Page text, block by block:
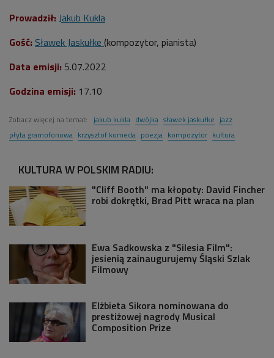
Prowadził: Jakub Kukla
Gość: Sławek Jaskułke (kompozytor, pianista)
Data emisji: 5.07.2022
Godzina emisji: 17.10
Zobacz więcej na temat: jakub kukla dwójka sławek jaskułke jazz
płyta gramofonowa krzysztof komeda poezja kompozytor kultura
KULTURA W POLSKIM RADIU:
"Cliff Booth" ma kłopoty: David Fincher
robi dokrętki, Brad Pitt wraca na plan
Ewa Sadkowska z "Silesia Film":
jesienią zainaugurujemy Śląski Szlak
Filmowy
Elżbieta Sikora nominowana do
prestiżowej nagrody Musical
Composition Prize